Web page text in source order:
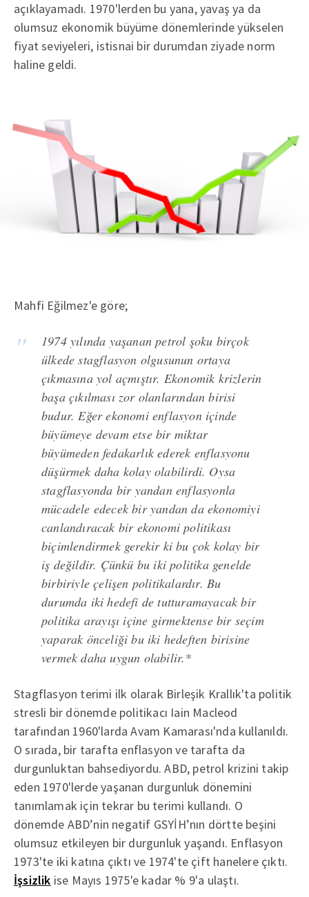
açıklayamadı. 1970'lerden bu yana, yavaş ya da
olumsuz ekonomik büyüme dönemlerinde yükselen
fiyat seviyeleri, istisnai bir durumdan ziyade norm
haline geldi.
Mahfi Eğilmez'e göre;
1974 yılında yaşanan petrol şoku birçok
ülkede stagflasyon olgusunun ortaya
çıkmasına yol açmıştır. Ekonomik krizlerin
başa çıkılması zor olanlarından birisi
budur. Eğer ekonomi enflasyon içinde
büyümeye devam etse bir miktar
büyümeden fedakarlık ederek enflasyonu
düşürmek daha kolay olabilirdi. Oysa
stagflasyonda bir yandan enflasyonla
mücadele edecek bir yandan da ekonomiyi
canlandıracak bir ekonomi politikası
biçimlendirmek gerekir ki bu çok kolay bir
iş değildir. Çünkü bu iki politika genelde
birbiriyle çelişen politikalardır. Bu
durumda iki hedefi de tutturamayacak bir
politika arayışı içine girmektense bir seçim
yaparak önceliği bu iki hedeften birisine
vermek daha uygun olabilir.*
Stagflasyon terimi ilk olarak Birleşik Krallık'ta politik
stresli bir dönemde politikacı Iain Macleod
tarafından 1960'larda Avam Kamarası'nda kullanıldı.
O sırada, bir tarafta enflasyon ve tarafta da
durgunluktan bahsediyordu. ABD, petrol krizini takip
eden 1970'lerde yaşanan durgunluk dönemini
tanımlamak için tekrar bu terimi kullandı. O
dönemde ABD’nin negatif GSYİH’nın dörtte beşini
olumsuz etkileyen bir durgunluk yaşandı. Enflasyon
1973'te iki katına çıktı ve 1974'te çift hanelere çıktı.
İşsizlik ise Mayıs 1975'e kadar % 9'a ulaştı.